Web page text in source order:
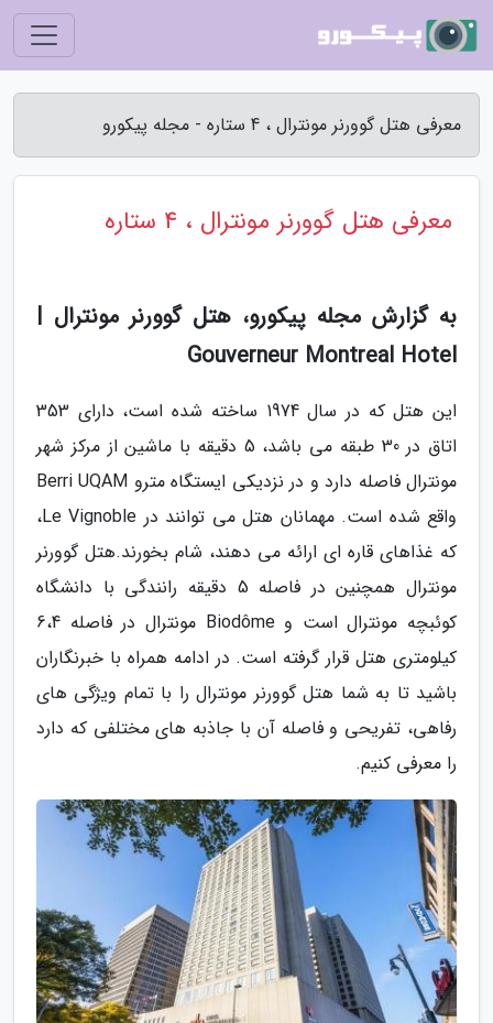
معرفی هتل گوورنر مونترال ، 4 ستاره - مجله پیکورو
معرفی هتل گوورنر مونترال ، 4 ستاره
به گزارش مجله پیکورو، هتل گوورنر مونترال |
Gouverneur Montreal Hotel
این هتل که در سال 1974 ساخته شده است، دارای 353
اتاق در 30 طبقه می باشد، 5 دقیقه با ماشین از مرکز شهر
مونترال فاصله دارد و در نزدیکی ایستگاه مترو Berri UQAM
واقع شده است. مهمانان هتل می توانند در Le Vignoble،
که غذاهای قاره ای ارائه می دهند، شام بخورند.هتل گوورنر
مونترال همچنین در فاصله 5 دقیقه رانندگی با دانشگاه
کوئبچه مونترال است و Biodôme مونترال در فاصله 6،4
کیلومتری هتل قرار گرفته است. در ادامه همراه با خبرنگاران
باشید تا به شما هتل گوورنر مونترال را با تمام ویژگی های
رفاهی، تفریحی و فاصله آن با جاذبه های مختلفی که دارد
را معرفی کنیم.